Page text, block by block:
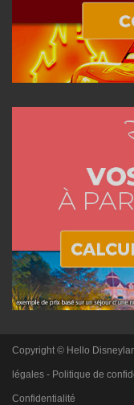
Copyright © Hello
légales - Politique de
Confidentialité